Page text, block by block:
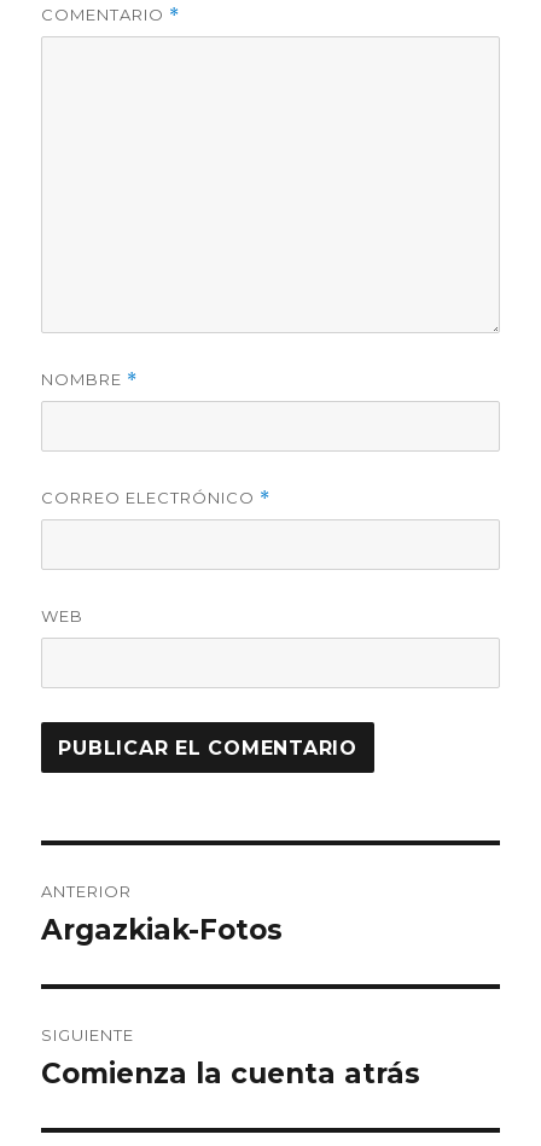
COMENTARIO *
NOMBRE *
CORREO ELECTRÓNICO *
WEB
de
ANTERIOR
Entrada
Argazkiak-Fotos
SIGUIENTE
Entrada
Comienza la cuenta atrás